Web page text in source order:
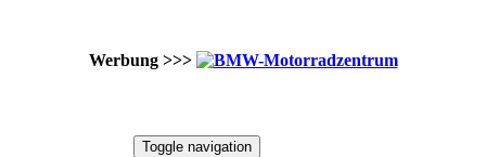
Werbung >>>
Toggle navigation